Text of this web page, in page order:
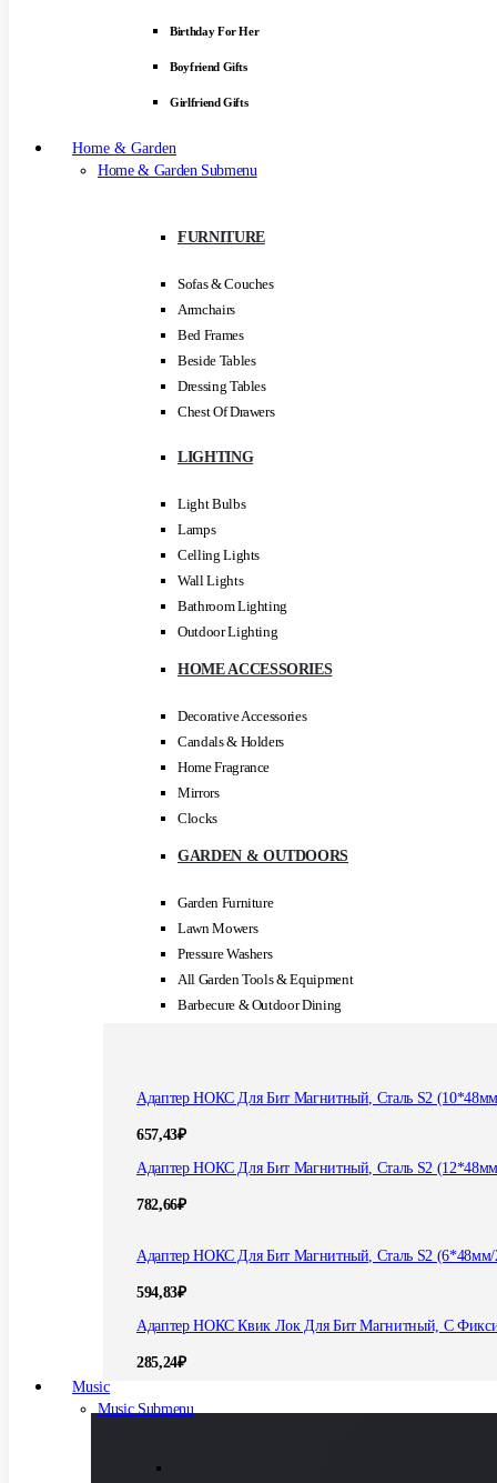
Birthday For Her
Boyfriend Gifts
Girlfriend Gifts
Home & Garden
Home & Garden Submenu
FURNITURE
Sofas & Couches
Armchairs
Bed Frames
Beside Tables
Dressing Tables
Chest Of Drawers
LIGHTING
Light Bulbs
Lamps
Celling Lights
Wall Lights
Bathroom Lighting
Outdoor Lighting
HOME ACCESSORIES
Decorative Accessories
Candals & Holders
Home Fragrance
Mirrors
Clocks
GARDEN & OUTDOORS
Garden Furniture
Lawn Mowers
Pressure Washers
All Garden Tools & Equipment
Barbecure & Outdoor Dining
Адаптер НОКС Для Бит Магнитный, Сталь S2
657,43₽
Адаптер НОКС Для Бит Магнитный, Сталь S2
782,66₽
Адаптер НОКС Для Бит Магнитный, Сталь S2
594,83₽
Адаптер НОКС Квик Лок Для Бит Магнитный, С
285,24₽
Music
Music Submenu